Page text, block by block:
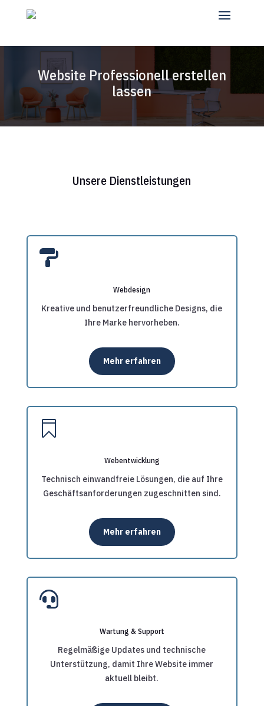
Website Professionell erstellen
lassen
Unsere Dienstleistungen

Webdesign
Kreative und benutzerfreundliche Designs, die
Ihre Marke hervorheben.
Mehr erfahren

Webentwicklung
Technisch einwandfreie Lösungen, die auf Ihre
Geschäftsanforderungen zugeschnitten sind.
Mehr erfahren

Wartung & Support
Regelmäßige Updates und technische
Unterstützung, damit Ihre Website immer
aktuell bleibt.